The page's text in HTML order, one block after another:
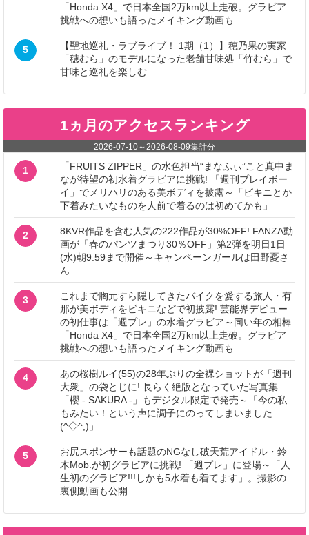
「Honda X4」で日本全国2万km以上走破。グラビア
挑戦への想いも語ったメイキング動画も
5
【聖地巡礼・ラブライブ！ 1期（1）】穂乃果の実家
「穂むら」のモデルになった老舗甘味処「竹むら」で
甘味と巡礼を楽しむ
1ヵ月のアクセスランキング
2026-07-10～ 2026-08-09集計分
1
「FRUITS ZIPPER」の水色担当“まなふぃ”こと真中ま
なが待望の初水着グラビアに挑戦! 「週刊プレイボー
イ」でメリハリのある美ボディを披露～「ビキニとか
下着みたいなものを人前で着るのは初めてかも」
2
8KVR作品を含む人気の222作品が30%OFF! FANZA動
画が「春のパンツまつり30％OFF」第2弾を明日1日
(水)朝9:59まで開催～キャンペーンガールは田野憂さ
ん
3
これまで胸元すら隠してきたバイクを愛する旅人・有
那が美ボディをビキニなどで初披露! 芸能界デビュー
の初仕事は「週プレ」の水着グラビア～同い年の相棒
「Honda X4」で日本全国2万km以上走破。グラビア
挑戦への想いも語ったメイキング動画も
4
あの桜樹ルイ(55)の28年ぶりの全裸ショットが「週刊
大衆」の袋とじに! 長らく絶版となっていた写真集
「櫻 - SAKURA -」もデジタル限定で発売～「今の私
もみたい！という声に調子にのってしまいました
(^◇^;)」
5
お尻スポンサーも話題のNGなし破天荒アイドル・鈴
木Mob.が初グラビアに挑戦! 「週プレ」に登場～「人
生初のグラビア!!!しかも5水着も着てます」。撮影の
裏側動画も公開